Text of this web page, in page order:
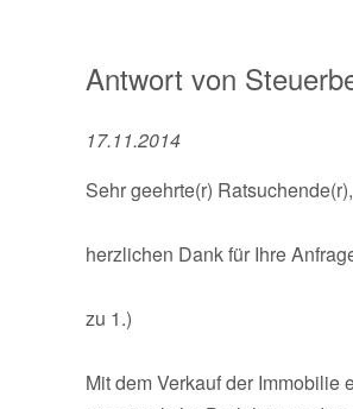
Antwort von
17.11.2014
Sehr geehrte(r) Ratsuchende(r),
herzlichen Dank für Ihre
zu 1.)
Mit dem Verkauf der